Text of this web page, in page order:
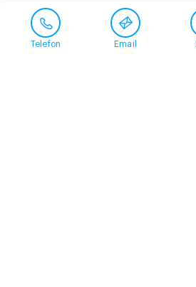
Telefon Email